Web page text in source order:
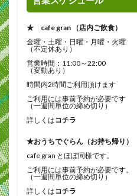
★ cafe gran （店内ご飲食）
金曜・土曜・日曜・月曜・火曜
（不定休あり）
営業時間：11:00～22:00
（変動あり）
時間内2時間ご利用頂けます
ご利用には事前予約が必要です
（一週間単位の締め切り）
詳しくはコチラ
★おうちでぐらん（お持ち帰り）
cafe gran とほぼ同様です。
ご利用には事前予約が必要です。
（一週間単位の締め切り）
詳しくはコチラ